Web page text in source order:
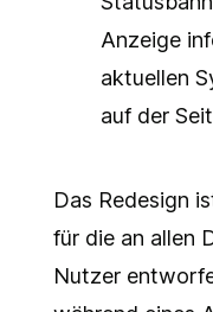
Anzeige
aktuellen
auf der
Das Redesign
für die an allen
Nutzer